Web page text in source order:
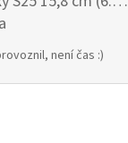
je 1 z 5 hvězdiček.
není čas :)